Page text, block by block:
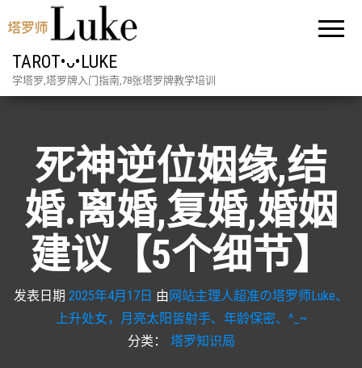
TAROT•ᴗ•LUKE
学塔罗,塔罗牌入门指南,78张塔罗牌教学培训
死神逆位姻缘,结
婚.离婚,复婚,婚姻
建议【5个细节】
发表日期 2025年4月17日 由网站主理人超准の塔罗师Luke、
上升处女，月亮太阳皆射手、年龄保密、^_~
分类：
塔罗知识局